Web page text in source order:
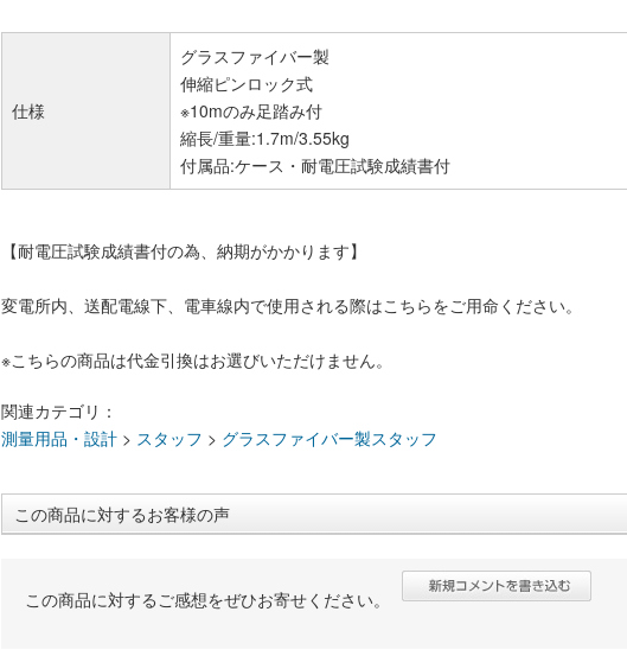
仕様
グラスファイバー製
伸縮ピンロック式
※10mのみ足踏み付
縮長/重量:1.7m/3.55kg
付属品:ケース・耐電圧試験成績書付
【耐電圧試験成績書付の為、納期がかかります】
変電所内、送配電線下、電車線内で使用される際はこちらをご用命ください。
※こちらの商品は代金引換はお選びいただけません。
関連カテゴリ：
測量用品・設計 > スタッフ > グラスファイバー製スタッフ
この商品に対するお客様の声
この商品に対するご感想をぜひお寄せください。